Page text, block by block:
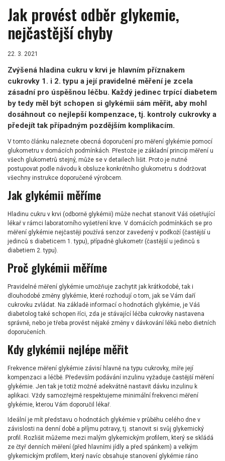
Jak provést odběr glykemie,
nejčastější chyby
22. 3. 2021
Zvýšená hladina cukru v krvi je hlavním příznakem
cukrovky 1. i 2. typu a její pravidelné měření je zcela
zásadní pro úspěšnou léčbu. Každý jedinec trpící diabetem
by tedy měl být schopen si glykémii sám měřit, aby mohl
dosáhnout co nejlepší kompenzace, tj. kontroly cukrovky a
předejít tak případným pozdějším komplikacím.
V tomto článku naleznete obecná doporučení pro měření glykémie pomocí
glukometru v domácích podmínkách. Přestože je základní princip měření u
všech glukometrů stejný, může se v detailech lišit. Proto je nutné
postupovat podle návodu k obsluze konkrétního glukometru s dodržovat
všechny instrukce doporučené výrobcem.
Jak glykémii měříme
Hladinu cukru v krvi (odborně glykémii) může nechat stanovit Váš ošetřující
lékař v rámci laboratorního vyšetření krve. V domácích podmínkách se pro
měření glykémie nejčastěji používá senzor zavedený v podkoží (častější u
jedinců s diabeticem 1. typu), případně glukometr (častější u jedinců s
diabetiem 2. typu).
Proč glykémii měříme
Pravidelné měření glykémie umožňuje zachytit jak krátkodobé, tak i
dlouhodobé změny glykémie, které rozhodují o tom, jak se Vám daří
cukrovku zvládat. Na základě informací o hodnotách glykémie, je Váš
diabetolog také schopen říci, zda je stávající léčba cukrovky nastavena
správně, nebo je třeba provést nějaké změny v dávkování léků nebo dietních
doporučeních.
Kdy glykémii nejlépe měřit
Frekvence měření glykémie závisí hlavně na typu cukrovky, míře její
kompenzaci a léčbě. Především podávání inzulinu vyžaduje častější měření
glykémie. Jen tak je totiž možné adekvátně nastavit dávku inzulinu k
aplikaci. Vždy samozřejmě respektujeme minimální frekvenci měření
glykémie, kterou Vám doporučil lékař.
Ideální je mít představu o hodnotách glykémie v průběhu celého dne v
závislosti na denní době a příjmu potravy, tj. stanovit si svůj glykemický
profil. Rozlišit můžeme mezi malým glykemickým profilem, který se skládá
ze čtyř denních měření (před hlavními jídly a před spánkem) a velkým
glykemickým profilem, který navíc obsahuje stanovení glykémie ráno